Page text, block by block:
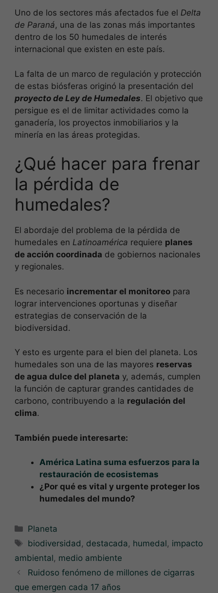
Uno de los sectores más afectados fue el Delta
de Paraná, una de las zonas más importantes
dentro de los 50 humedales de interés
internacional que existen en este país.
La falta de un marco de regulación y protección
de estas biósferas originó la presentación del
proyecto de Ley de Humedales. El objetivo que
persigue es el de limitar actividades como la
ganadería, los proyectos inmobiliarios y la
minería en las áreas protegidas.
¿Qué hacer para frenar
la pérdida de
humedales?
El abordaje del problema de la pérdida de
humedales en Latinoamérica requiere planes
de acción coordinada de gobiernos nacionales
y regionales.
Es necesario incrementar el monitoreo para
lograr intervenciones oportunas y diseñar
estrategias de conservación de la
biodiversidad.
Y esto es urgente para el bien del planeta. Los
humedales son una de las mayores reservas
de agua dulce del planeta y, además, cumplen
la función de capturar grandes cantidades de
carbono, contribuyendo a la regulación del
clima.
También puede interesarte:
América Latina suma esfuerzos para la
restauración de ecosistemas
¿Por qué es vital y urgente proteger los
humedales del mundo?
Categorías
Planeta
Etiquetas
biodiversidad , destacada, humedal, impacto
ambiental, medio ambiente
Ruidoso fenómeno de millones de cigarras
que emergen cada 17 años